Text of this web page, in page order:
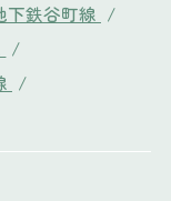
下鉄谷町線 /
/
/